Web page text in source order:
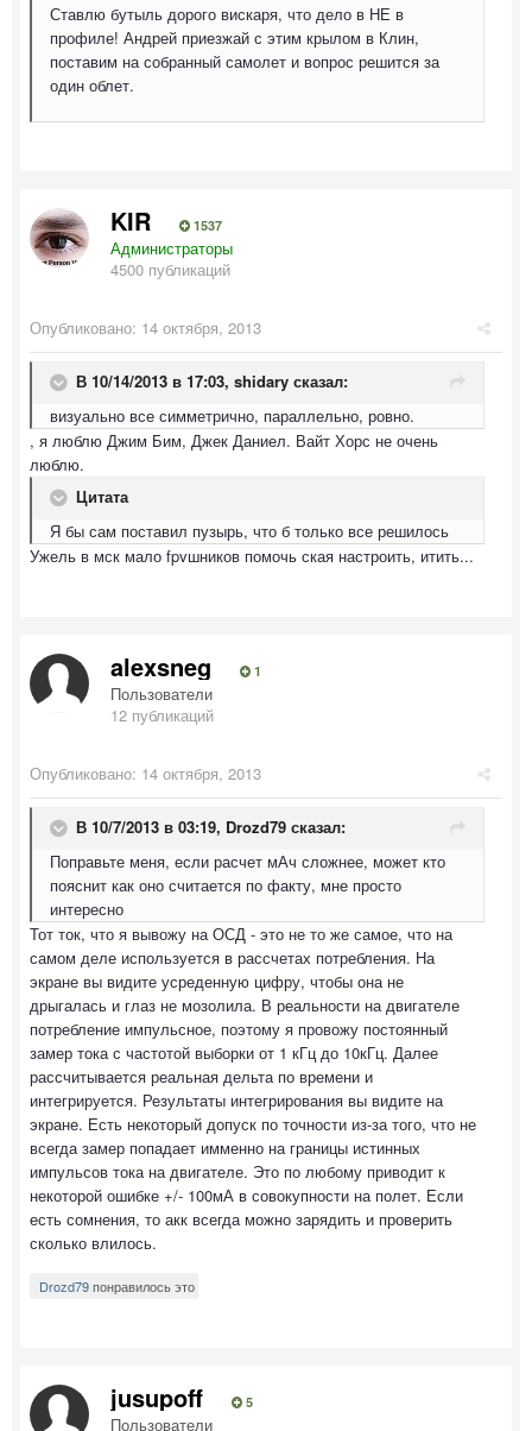
Ставлю бутыль дорого вискаря, что дело в НЕ в
профиле! Андрей приезжай с этим крылом в Клин,
поставим на собранный самолет и вопрос решится за
один облет.
KIR 1537
Администраторы
4500 публикаций
Опубликовано: 14 октября, 2013
В 10/14/2013 в 17:03, shidary сказал:
визуально все симметрично, параллельно, ровно.
, я люблю Джим Бим, Джек Даниел. Вайт Хорс не очень
люблю.
Цитата
Я бы сам поставил пузырь, что б только все решилось
Ужель в мск мало fpvшников помочь ская настроить, итить...
alexsneg 1
Пользователи
12 публикаций
Опубликовано: 14 октября, 2013
В 10/7/2013 в 03:19, Drozd79 сказал:
Поправьте меня, если расчет мАч сложнее, может кто
пояснит как оно считается по факту, мне просто
интересно
Тот ток, что я вывожу на ОСД - это не то же самое, что на
самом деле используется в рассчетах потребления. На
экране вы видите усреденную цифру, чтобы она не
дрыгалась и глаз не мозолила. В реальности на двигателе
потребление импульсное, поэтому я провожу постоянный
замер тока с частотой выборки от 1 кГц до 10кГц. Далее
рассчитывается реальная дельта по времени и
интегрируется. Результаты интегрирования вы видите на
экране. Есть некоторый допуск по точности из-за того, что не
всегда замер попадает имменно на границы истинных
импульсов тока на двигателе. Это по любому приводит к
некоторой ошибке +/- 100мА в совокупности на полет. Если
есть сомнения, то акк всегда можно зарядить и проверить
сколько влилось.
Drozd79понравилось это
jusupoff 5
Пользователи